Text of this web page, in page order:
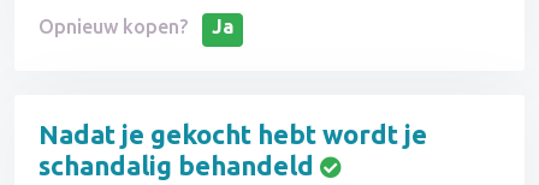
Opnieuw kopen?
Ja
Nadat je gekocht hebt wordt je
schandalig behandeld